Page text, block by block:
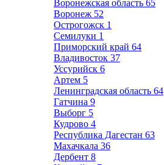
Воронежская область 65
Воронеж 52
Острогожск 1
Семилуки 1
Приморский край 64
Владивосток 37
Уссурийск 6
Артем 5
Ленинградская область 64
Гатчина 9
Выборг 5
Кудрово 4
Республика Дагестан 63
Махачкала 36
Дербент 8